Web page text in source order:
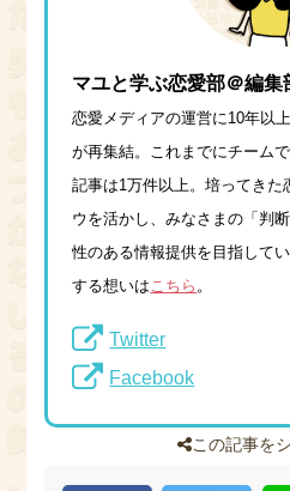
マユと学ぶ恋愛部＠編集
恋愛メディアの運営に10年以
が再集結。これまでにチーム
記事は1万件以上。培ってきた
ウを活かし、みなさまの「判
性のある情報提供を目指して
する想いは こちら 。
Twitter
Facebook
この記事を